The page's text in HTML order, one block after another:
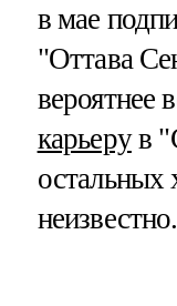
в мае
"Оттава
вероятнее
карьерув
остальных
неизвестно.